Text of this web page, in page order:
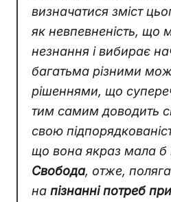
визначатися зміст
як невпевненість, що
незнання і вибирає
багатьма різними
рішеннями, що
тим самим доводить
свою
що вона якраз мала б
Свобода, отже,
на пізнанні потреб